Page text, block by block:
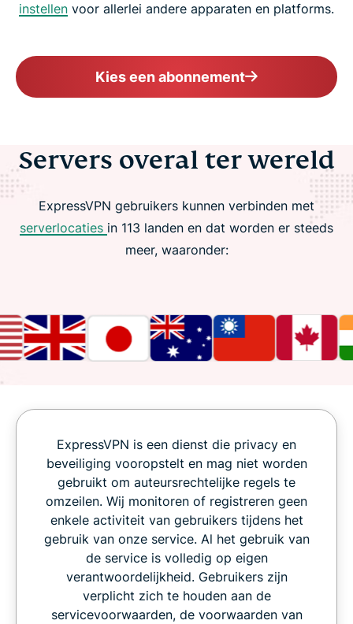
instellen voor allerlei andere apparaten en platforms.
Kies een abonnement
Servers overal ter wereld
ExpressVPN gebruikers kunnen verbinden met
serverlocaties in 113 landen en dat worden er steeds
meer, waaronder:
ExpressVPN is een dienst die privacy en
beveiliging vooropstelt en mag niet worden
gebruikt om auteursrechtelijke regels te
omzeilen. Wij monitoren of registreren geen
enkele activiteit van gebruikers tijdens het
gebruik van onze service. Al het gebruik van
de service is volledig op eigen
verantwoordelijkheid. Gebruikers zijn
verplicht zich te houden aan de
servicevoorwaarden, de voorwaarden van